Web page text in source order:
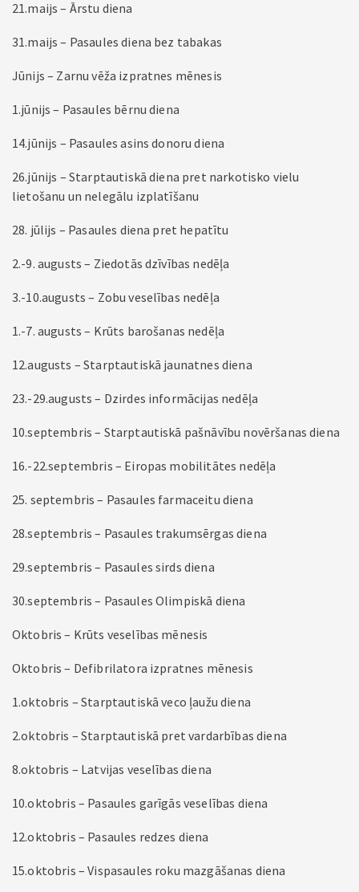
21.maijs – Ārstu diena
31.maijs – Pasaules diena bez tabakas
Jūnijs – Zarnu vēža izpratnes mēnesis
1.jūnijs – Pasaules bērnu diena
14.jūnijs – Pasaules asins donoru diena
26.jūnijs – Starptautiskā diena pret narkotisko vielu
lietošanu un nelegālu izplatīšanu
28. jūlijs – Pasaules diena pret hepatītu
2.-9. augusts – Ziedotās dzīvības nedēļa
3.-10.augusts – Zobu veselības nedēļa
1.-7. augusts – Krūts barošanas nedēļa
12.augusts – Starptautiskā jaunatnes diena
23.-29.augusts – Dzirdes informācijas nedēļa
10.septembris – Starptautiskā pašnāvību novēršanas diena
16.-22.septembris – Eiropas mobilitātes nedēļa
25. septembris – Pasaules farmaceitu diena
28.septembris – Pasaules trakumsērgas diena
29.septembris – Pasaules sirds diena
30.septembris – Pasaules Olimpiskā diena
Oktobris – Krūts veselības mēnesis
Oktobris – Defibrilatora izpratnes mēnesis
1.oktobris – Starptautiskā veco ļaužu diena
2.oktobris – Starptautiskā pret vardarbības diena
8.oktobris – Latvijas veselības diena
10.oktobris – Pasaules garīgās veselības diena
12.oktobris – Pasaules redzes diena
15.oktobris – Vispasaules roku mazgāšanas diena